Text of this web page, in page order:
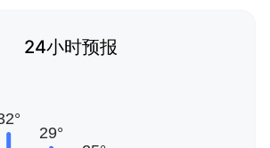
24小时预报